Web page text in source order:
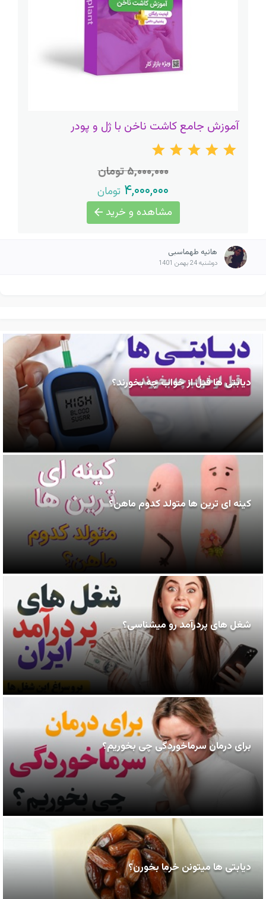
آموزش جامع کاشت ناخن با ژل و پودر
۵,۰۰۰,۰۰۰ تومان
۴,۰۰۰,۰۰۰ تومان
مشاهده و خرید
هانیه طهماسبی
دوشنبه 24 بهمن 1401
دیابتی ها قبل از خواب چه بخورند؟
کینه ای ترین ها متولد کدوم ماهن؟
شغل های پردرآمد رو میشناسی؟
برای درمان سرماخوردگی چی بخوریم؟
دیابتی ها میتونن خرما بخورن؟